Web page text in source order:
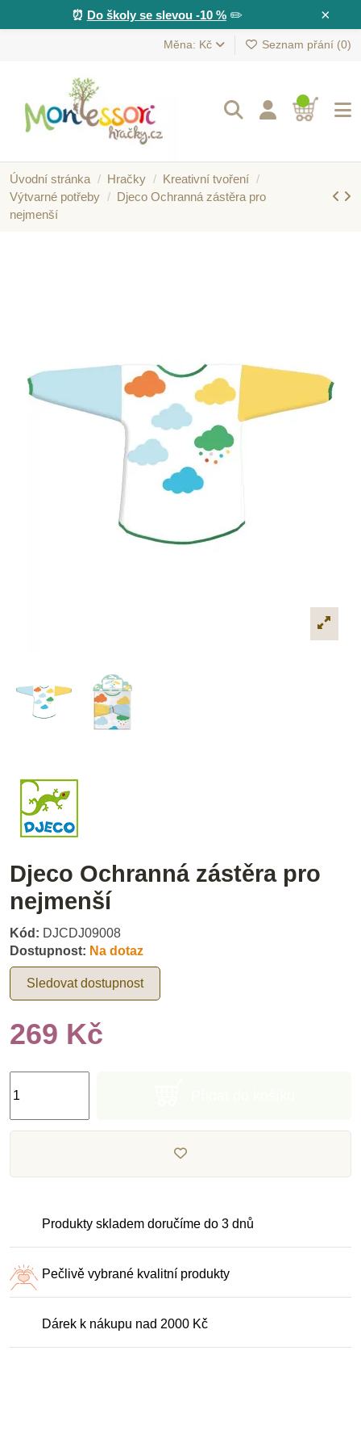
×
⏰ Do školy se slevou -10 %✏️
Měna: Kč Seznam přání (0)
Úvodní stránka Hračky
Kreativní tvoření
Výtvarné potřeby
Djeco Ochranná zástěra pro
nejmenší
Djeco Ochranná zástěra pro
nejmenší
Kód: DJCDJ09008
Dostupnost: Na dotaz
Sledovat dostupnost
269 Kč
Produkty skladem doručíme do 3 dnů
Pečlivě vybrané kvalitní produkty
Dárek k nákupu nad 2000 Kč